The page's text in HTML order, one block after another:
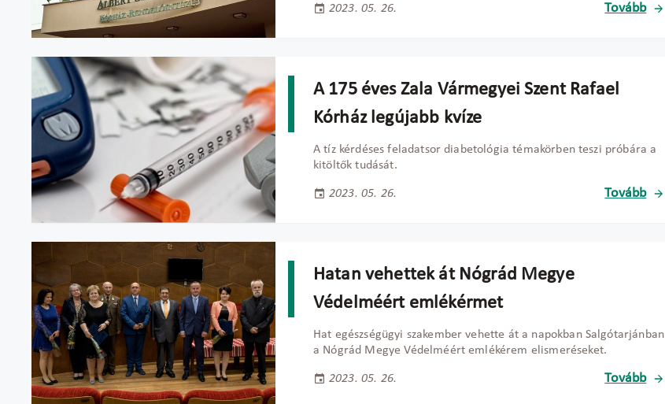
2023. 05. 26. Tovább
A 175 éves Zala Vármegyei Szent Rafael
Kórház legújabb kvíze
A tíz kérdéses feladatsor diabetológia témakörben teszi próbára a
kitöltők tudását.
2023. 05. 26. Tovább
Hatan vehettek át Nógrád Megye
Védelméért emlékérmet
Hat egészségügyi szakember vehette át a napokban Salgótarjánban
a Nógrád Megye Védelméért emlékérem elismeréseket.
2023. 05. 26. Tovább